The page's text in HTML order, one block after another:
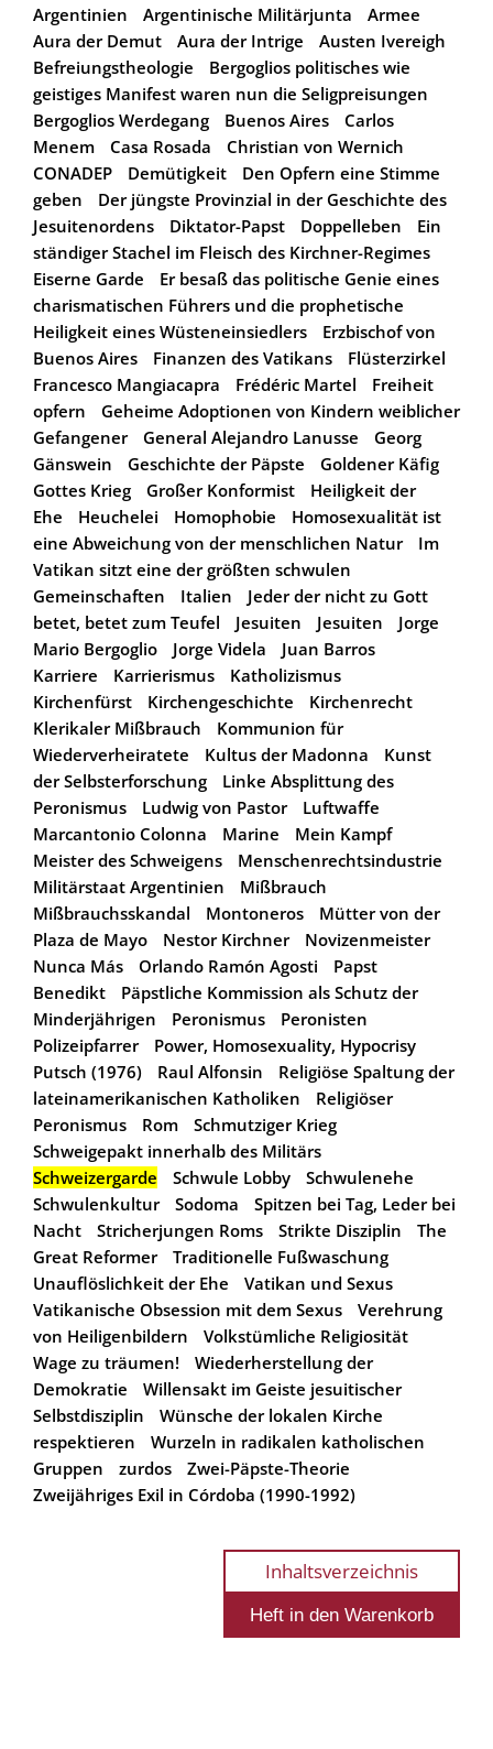
Argentinien
Argentinische Militärjunta
Armee
Aura der Demut
Aura der Intrige
Austen Ivereigh
Befreiungstheologie
Bergoglios politisches wie
geistiges Manifest waren nun die Seligpreisungen
Bergoglios Werdegang
Buenos Aires
Carlos
Menem
Casa Rosada
Christian von Wernich
CONADEP
Demütigkeit
Den Opfern eine Stimme
geben
Der jüngste Provinzial in der Geschichte des
Jesuitenordens
Diktator-Papst Doppelleben
Ein
ständiger Stachel im Fleisch des Kirchner-Regimes
Eiserne Garde
Er besaß das politische Genie eines
charismatischen Führers und die prophetische
Heiligkeit eines Wüsteneinsiedlers
Erzbischof von
Buenos Aires
Finanzen des Vatikans
Flüsterzirkel
Francesco Mangiacapra
Frédéric Martel
Freiheit
opfern
Geheime Adoptionen von Kindern weiblicher
Gefangener
General Alejandro Lanusse
Georg
Gänswein
Geschichte der Päpste
Goldener Käfig
Gottes Krieg
Großer Konformist
Heiligkeit der
Ehe
Heuchelei Homophobie
Homosexualität ist
eine Abweichung von der menschlichen Natur
Im
Vatikan sitzt eine der größten schwulen
Gemeinschaften
Italien
Jeder der nicht zu Gott
betet, betet zum Teufel
Jesuiten Jesuiten
Jorge
Mario Bergoglio
Jorge Videla
Juan Barros
Karriere
Karrierismus
Katholizismus
Kirchenfürst
Kirchengeschichte
Kirchenrecht
Klerikaler Mißbrauch
Kommunion für
Wiederverheiratete
Kultus der Madonna
Kunst
der Selbsterforschung
Linke Absplittung des
Peronismus
Ludwig von Pastor
Luftwaffe
Marcantonio Colonna
Marine
Mein Kampf
Meister des Schweigens
Menschenrechtsindustrie
Militärstaat Argentinien
Mißbrauch
Mißbrauchsskandal
Montoneros
Mütter von der
Plaza de Mayo
Nestor Kirchner
Novizenmeister
Nunca Más
Orlando Ramón Agosti
Papst
Benedikt
Päpstliche Kommission als Schutz der
Minderjährigen
Peronismus
Peronisten
Polizeipfarrer
Power, Homosexuality, Hypocrisy
Putsch (1976)
Raul Alfonsin
Religiöse Spaltung der
lateinamerikanischen Katholiken
Religiöser
Peronismus
Rom
Schmutziger Krieg
Schweigepakt innerhalb des Militärs
Schweizergarde
Schwule Lobby
Schwulenehe
Schwulenkultur
Sodoma
Spitzen bei Tag, Leder bei
Nacht
Stricherjungen Roms Strikte Disziplin
The
Great Reformer
Traditionelle Fußwaschung
Unauflöslichkeit der Ehe
Vatikan und Sexus
Vatikanische Obsession mit dem Sexus
Verehrung
von Heiligenbildern
Volkstümliche Religiosität
Wage zu träumen!
Wiederherstellung der
Demokratie
Willensakt im Geiste jesuitischer
Selbstdisziplin
Wünsche der lokalen Kirche
respektieren
Wurzeln in radikalen katholischen
Gruppen
zurdos
Zwei-Päpste-Theorie
Zweijähriges Exil in Córdoba (1990-1992)
Inhaltsverzeichnis